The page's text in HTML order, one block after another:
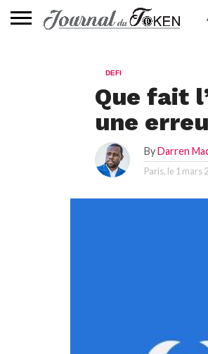
DEFI
Que fait
une
ByDarren
Paris, le 1 mars